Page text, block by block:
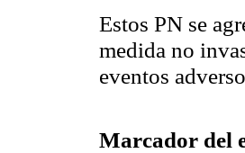
Estos PN se
medida no
eventos
Marcador del